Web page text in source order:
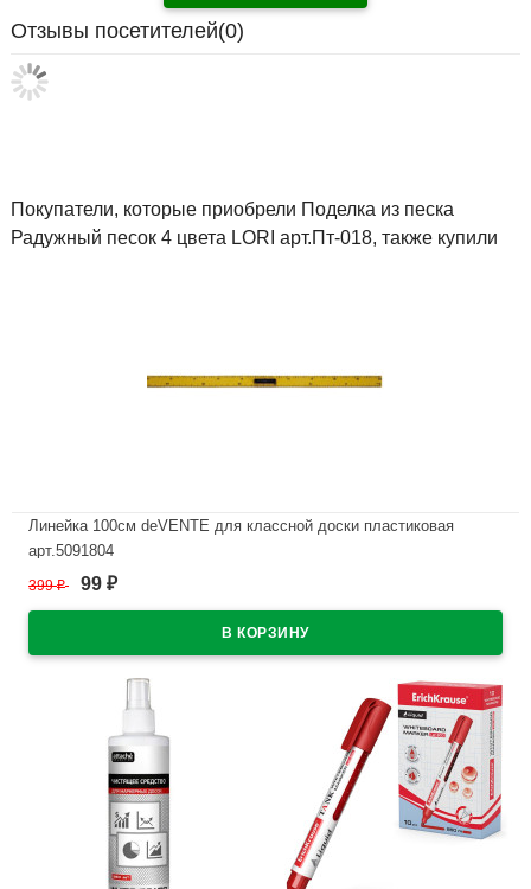
Отзывы посетителей(0)
Покупатели, которые приобрели Поделка из песка
Радужный песок 4 цвета LORI арт.Пт-018, также купили
Линейка 100см deVENTE для классной доски пластиковая
арт.5091804
В наличии
399₽ 99 ₽